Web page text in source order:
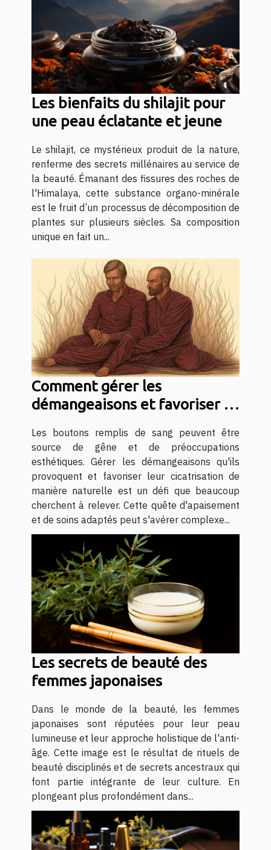
Les bienfaits du shilajit pour
une peau éclatante et jeune
Le shilajit, ce mystérieux produit de la nature,
renferme des secrets millénaires au service de
la beauté. Émanant des fissures des roches de
l'Himalaya, cette substance organo-minérale
est le fruit d’un processus de décomposition de
plantes sur plusieurs siècles. Sa composition
unique en fait un...
Comment gérer les
démangeaisons et favoriser la
remplis de sang
naturellement
Les boutons remplis de sang peuvent être
source de gêne et de préoccupations
esthétiques. Gérer les démangeaisons qu'ils
provoquent et favoriser leur cicatrisation de
manière naturelle est un défi que beaucoup
cherchent à relever. Cette quête d'apaisement
et de soins adaptés peut s'avérer complexe...
Les secrets de beauté des
femmes japonaises
Dans le monde de la beauté, les femmes
japonaises sont réputées pour leur peau
lumineuse et leur approche holistique de l'anti-
âge. Cette image est le résultat de rituels de
beauté disciplinés et de secrets ancestraux qui
font partie intégrante de leur culture. En
plongeant plus profondément dans...